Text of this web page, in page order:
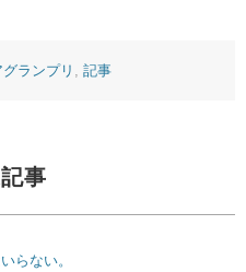
ランプリ , 記事
事
らない。